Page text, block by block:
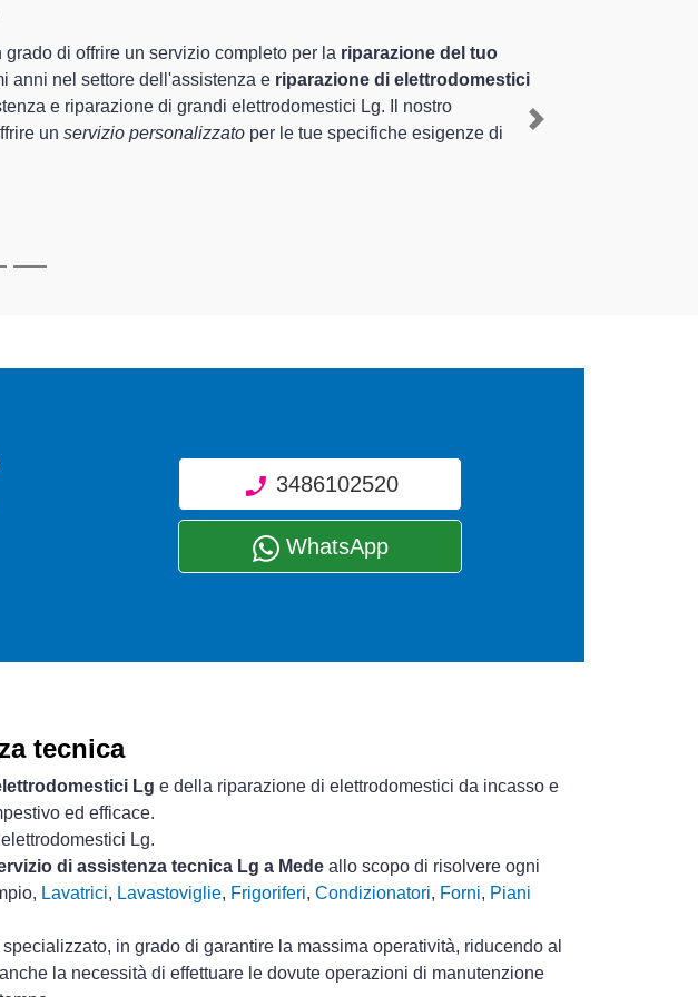
altamente preparati
esperienza pluriennale nel territorio di Mede e provincia per quel
Lg a Mede, mediante il ripristino rapido del corretto funzionamento
interventi di diverse tipologie sugli elettrodomestici da riparare perNext
3486102520
WhatsApp
tecnica
Lg e della riparazione di elettrodomestici da incasso e
ed efficace.
Lg.
di assistenza tecnica Lg a Mede allo scopo di risolvere ogni
Lavatrici, Lavastoviglie, Frigoriferi, Condizionatori, Forni, Piani
in grado di garantire la massima operatività, riducendo al
la necessità di effettuare le dovute operazioni di manutenzione